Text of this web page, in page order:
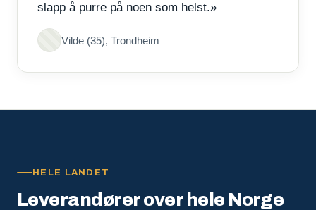
slapp å purre på noen som helst.»
Vilde (35), Trondheim
HELE LANDET
Leverandører over hele Norge